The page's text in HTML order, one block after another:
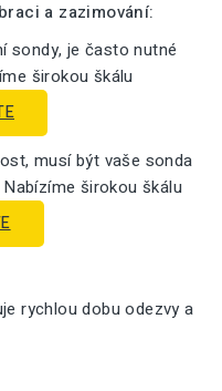
a zazimování:
sondy, je často nutné
širokou škálu
musí být vaše sonda
širokou škálu
rychlou dobu odezvy a